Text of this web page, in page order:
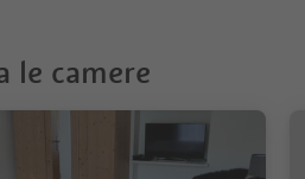
le camere